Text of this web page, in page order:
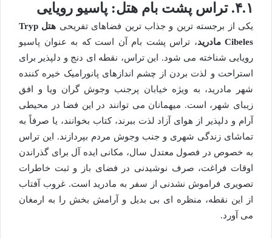
۴.۱. تراس پشت بام هتل: پاسیو رویایی
یکی از برجسته ترین و جذاب ترین فضاهای تفریحی
هتل Tryp
Cibeles مادرید
، تراس پشت بام آن است که به عنوان پاسیو
رویایی شناخته می شود. این تراس، نقطه ای دنج و دلپذیر برای
استراحت و لذت بردن از چشم اندازهای پانورامیک خیره کننده
شهر مادرید، به ویژه خیابان پرجنب وجوش گران ویا و افق
زیبای شهر، است. میهمانان می توانند در این فضا در محیطی
آرام و دلپذیر از هوای آزاد لذت ببرند، کتاب بخوانند، یا صرفاً به
تماشای زندگی شهری و جنب وجوش مردم بپردازند. این تراس
به خصوص در فصول معتدل سال، مکانی ایده آل برای گذراندن
اوقات فراغت، صرف نوشیدنی در فضای باز و ثبت خاطرات
تصویری فراموش نشدنی از سفر به مادرید است. غروب آفتاب
از این نقطه، منظره ای بی بدیل و آرامش بخش را به ارمغان
می آورد.